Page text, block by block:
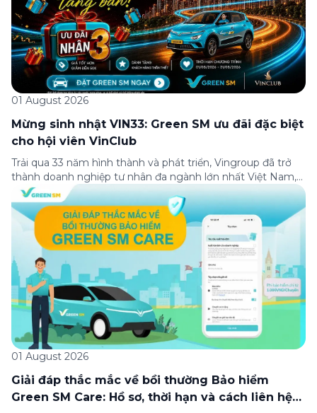
01 August 2026
Mừng sinh nhật VIN33: Green SM ưu đãi đặc biệt
cho hội viên VinClub
Trải qua 33 năm hình thành và phát triển, Vingroup đã trở
thành doanh nghiệp tư nhân đa ngành lớn nhất Việt Nam,
lọt Top 30 doanh nghiệp lớn nhất Đông Nam Á theo bảng
xếp hạng của Tạp chí Fortune (Mỹ). Nhân kỷ niệm 33 năm
thành lập (8/8/1993 đến 8/8/2026), Green SM trân […]
01 August 2026
Giải đáp thắc mắc về bồi thường Bảo hiểm
Green SM Care: Hồ sơ, thời hạn và cách liên hệ